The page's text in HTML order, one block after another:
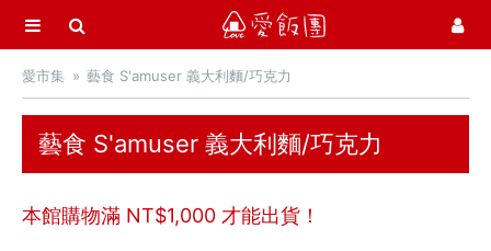
選單
首頁
愛市集商品館 21
中秋烤肉 / 生鮮
愛市集 藝食 S'amuser 義大利麵/巧克力
藝食 S'amuser 義大利麵/巧克力
本館購物滿 NT$1,000 才能出貨！